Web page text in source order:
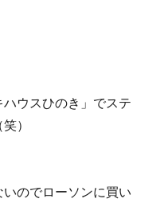
ウスひのき」でステ
）
のでローソンに買い